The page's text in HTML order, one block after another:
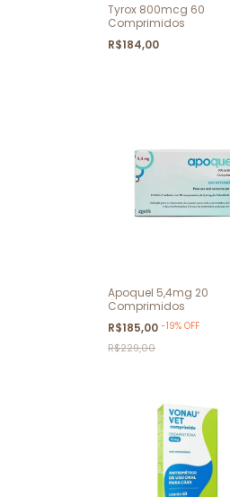
Tyrox 800mcg 60
Comprimidos
R$184,00
Apoquel 5,4mg 20
Comprimidos
R$185,00 -19% OFF
R$229,00